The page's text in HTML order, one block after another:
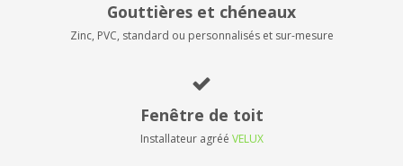
Gouttières et chéneaux
Zinc, PVC, standard ou personnalisés et sur-mesure
Fenêtre de toit
Installateur agréé VELUX